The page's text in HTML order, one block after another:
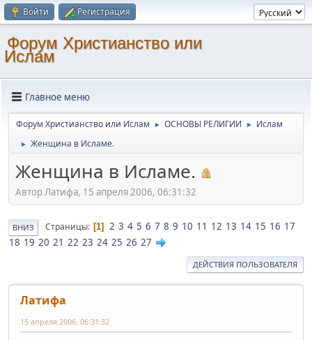
Войти Регистрация
Форум Христианство или
Ислам
Главное меню
Форум Христианство или Ислам ► ОСНОВЫ РЕЛИГИИ ► Ислам
► Женщина в Исламе.
Женщина в Исламе.
Автор Латифа, 15 апреля 2006, 06:31:32
ВНИЗ Страницы 1 2 3 4 5 6 7 8 9 10 11 12 13 14 15 16 17
18 19 20 21 22 23 24 25 26 27
ДЕЙСТВИЯ ПОЛЬЗОВАТЕЛЯ
Латифа
15 апреля 2006, 06:31:32